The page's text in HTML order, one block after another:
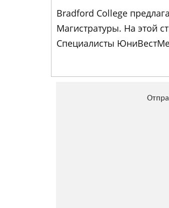
Bradford College
Магистратуры. На этой
Специалисты